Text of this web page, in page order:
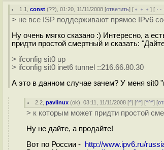
1.1 ,const (??), 01:20, 11/11/2008 [ответить] [ ﹢﹢﹢] [ ·
> не все ISP поддерживают прямое IPv6
Ну очень мягко сказано :) Интересно, а
придти простой смертный и сказать:
> ifconfig sit0 up
> ifconfig sit0 inet6 tunnel ::216.66.80.30
А это в данном случае зачем? У меня sit0
2.2 ,pavlinux (ok), 03:11, 11/11/2008 [^] [^^] [^^^] [
> к которым может придти простой
Ну не дайте, а продайте!
Вот по России -
http://www.ipv6.ru/